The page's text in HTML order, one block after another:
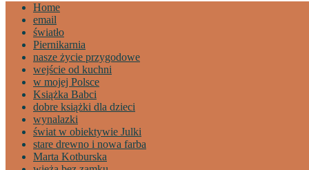
Home
email
światło
Piernikarnia
nasze życie przygodowe
wejście od kuchni
w mojej Polsce
Książka Babci
dobre książki dla dzieci
wynalazki
świat w obiektywie Julki
stare drewno i nowa farba
Marta Kotburska